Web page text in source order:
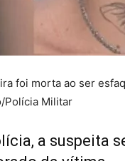
foi morta ao ser
Polícia Militar
a suspeita